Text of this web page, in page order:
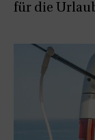
für die